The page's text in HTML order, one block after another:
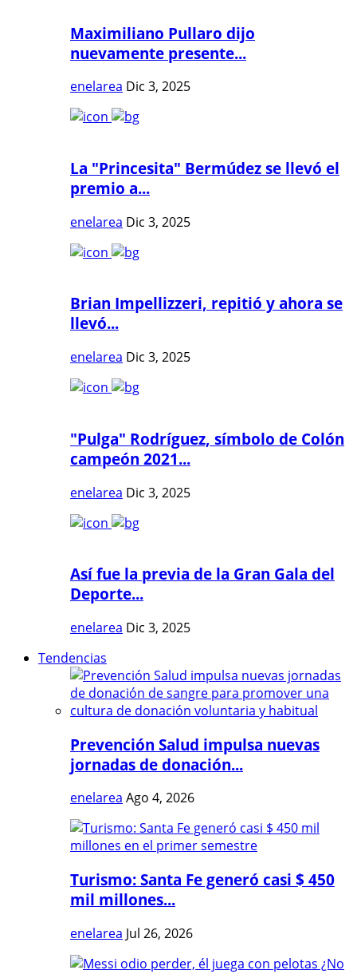
Maximiliano Pullaro dijo
nuevamente presente...
enelarea Dic 3, 2025
La "Princesita" Bermúdez se llevó el
premio a...
enelarea Dic 3, 2025
Brian Impellizzeri, repitió y ahora se
llevó...
enelarea Dic 3, 2025
"Pulga" Rodríguez, símbolo de Colón
campeón 2021...
enelarea Dic 3, 2025
Así fue la previa de la Gran Gala del
Deporte...
enelarea Dic 3, 2025
Tendencias
Prevención Salud impulsa nuevas
jornadas de donación...
enelarea Ago 4, 2026
Turismo: Santa Fe generó casi $ 450
mil millones...
enelarea Jul 26, 2026